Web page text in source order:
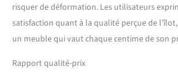
risquer de déformation. Les utilisateurs
satisfaction quant à la qualité perçue de
un meuble qui vaut chaque centime de son
Rapport qualité-prix